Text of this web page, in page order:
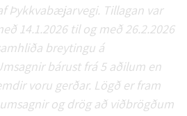
Þykkvabæjarvegi. Tillagan var
14.1.2026 til og með 26.2.2026
breytingu á
bárust frá 5 aðilum en
voru gerðar. Lögð er fram
og drög að viðbrögðum